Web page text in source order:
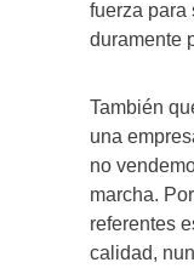
fuerza para
duramente
También
una
no
marcha.
referentes
calidad,